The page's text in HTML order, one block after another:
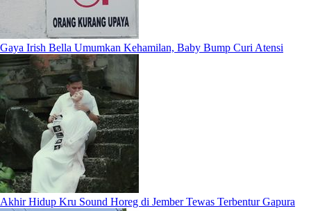
Gaya Irish Bella Umumkan Kehamilan, Baby Bump Curi Atensi
Akhir Hidup Kru Sound Horeg di Jember Tewas Terbentur Gapura